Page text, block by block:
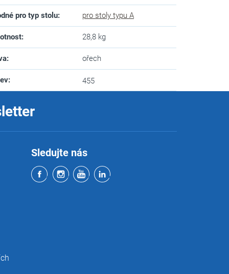
pro typ stolu: pro stoly typu A
: 28,8 kg
: ořech
: 455
Sledujte nás